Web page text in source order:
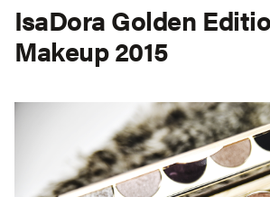
IsaDora Golden
Makeup 2015